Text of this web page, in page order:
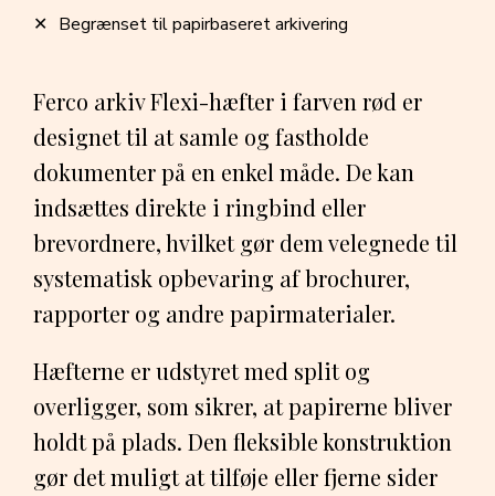
Ferco arkiv Flexi-hæfter i farven rød er
designet til at samle og fastholde
dokumenter på en enkel måde. De kan
indsættes direkte i ringbind eller
brevordnere, hvilket gør dem velegnede til
systematisk opbevaring af brochurer,
rapporter og andre papirmaterialer.
Hæfterne er udstyret med split og
overligger, som sikrer, at papirerne bliver
holdt på plads. Den fleksible konstruktion
gør det muligt at tilføje eller fjerne sider
Begrænset til papirbaseret arkivering